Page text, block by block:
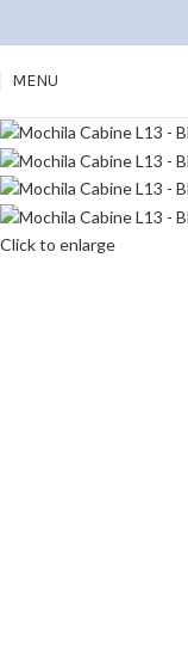
MENU
Click to enlarge